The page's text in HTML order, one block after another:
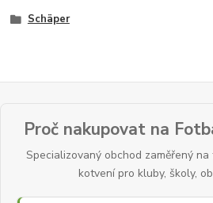
Schäper
Proč nakupovat na
Specializovaný obchod zaměřený
kotvení pro kluby, školy,